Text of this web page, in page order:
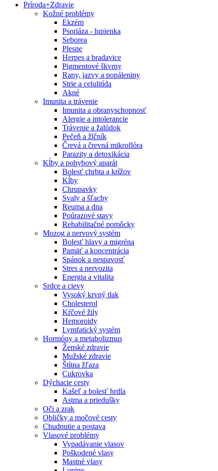
Príroda+Zdravie
Kožné problémy
Ekzém
Psoriáza - lupienka
Seborea
Plesne
Herpes a bradavice
Pigmentové škvrny
Rany, jazvy a popáleniny
Strie a celulitída
Akné
Imunita a trávenie
Imunita a obranyschopnosť
Alergie a intolerancie
Trávenie a žalúdok
Pečeň a žlčník
Črevá a črevná mikroflóra
Parazity a detoxikácia
Kĺby a pohybový aparát
Bolesť chrbta a krížov
Kĺby
Chrupavky
Svaly a šľachy
Reuma a dna
Poúrazové stavy
Rehabilitačné pomôcky
Mozog a nervový systém
Bolesť hlavy a migréna
Pamäť a koncentrácia
Spánok a nespavosť
Stres a nervozita
Energia a vitalita
Srdce a cievy
Vysoký krvný tlak
Cholesterol
Kŕčové žily
Hemoroidy
Lymfatický systém
Hormóny a metabolizmus
Ženské zdravie
Mužské zdravie
Štítna žľaza
Cukrovka
Dýchacie cesty
Kašeľ a bolesť hrdla
Astma a priedušky
Oči a zrak
Obličky a močové cesty
Chudnutie a postava
Vlasové problémy
Vypadávanie vlasov
Poškodené vlasy
Mastné vlasy